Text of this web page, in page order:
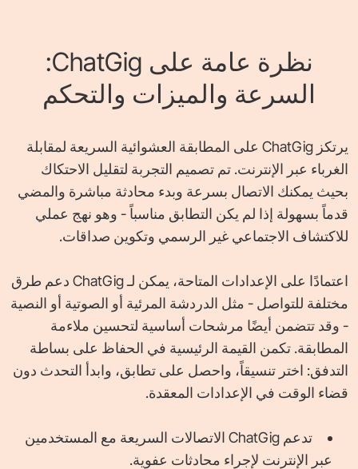
نظرة عامة على ChatGig:
السرعة والميزات والتحكم
يرتكز ChatGig على المطابقة العشوائية السريعة لمقابلة
الغرباء عبر الإنترنت. تم تصميم التجربة لتقليل الاحتكاك
بحيث يمكنك الاتصال بسرعة وبدء محادثة مباشرة والمضي
قدماً بسهولة إذا لم يكن التطابق مناسباً - وهو نهج عملي
للاكتشاف الاجتماعي غير الرسمي وتكوين صداقات.
اعتمادًا على الإعدادات المتاحة، يمكن لـ ChatGig دعم طرق
مختلفة للتواصل - مثل الدردشة المرئية أو الصوتية أو النصية
- وقد تتضمن أيضًا مرشحات أساسية لتحسين ملاءمة
المطابقة. تكمن القيمة الرئيسية في الحفاظ على بساطة
التدفق: اختر تنسيقاً، واحصل على تطابق، وابدأ التحدث دون
قضاء الوقت في الإعدادات المعقدة.
تدعم ChatGig الاتصالات السريعة مع المستخدمين
عبر الإنترنت لإجراء محادثات عفوية.